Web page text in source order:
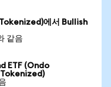
에서 Bullish
같음
ETF (Ondo